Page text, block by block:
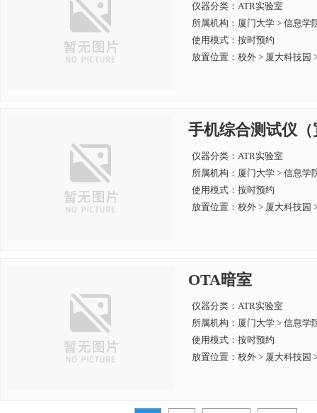
仪器分类：ATR实验室
所属机构： 厦门大学 > 信息学
使用模式：按时预约
放置位置：校外 > 厦大科技园
手机综合测试仪（
仪器分类：ATR实验室
所属机构： 厦门大学 > 信息学
使用模式：按时预约
放置位置：校外 > 厦大科技园
OTA暗室
仪器分类：ATR实验室
所属机构： 厦门大学 > 信息学
使用模式：按时预约
放置位置：校外 > 厦大科技园